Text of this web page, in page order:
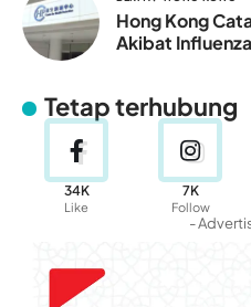
Hong Kong
Akibat
Tetap terhubung
34K
Like
7K
Follow
-